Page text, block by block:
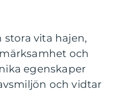
stora vita hajen,
och
egenskaper
och vidtar